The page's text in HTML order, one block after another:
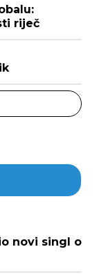
riječ
novi singl o